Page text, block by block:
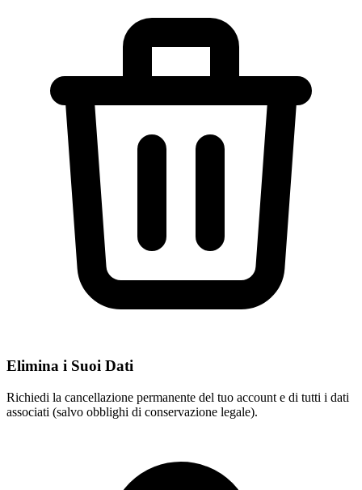
Elimina i Suoi Dati
Richiedi la cancellazione permanente del tuo account e di tutti i dati
associati (salvo obblighi di conservazione legale).